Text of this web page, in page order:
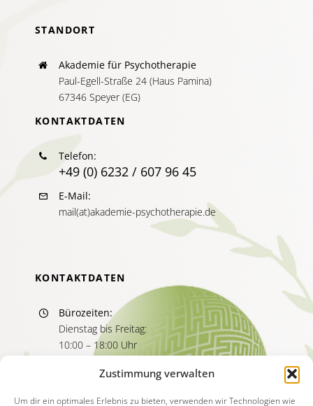
Zustimmung verwalten
Um dir ein optimales Erlebnis zu bieten, verwenden wir Technologien wie
STANDORT
Akademie für Psychotherapie
Paul-Egell-Straße 24 (Haus Pamina)
67346 Speyer (EG)
KONTAKTDATEN
Telefon:
+49 (0) 6232 / 607 96 45
E-Mail:
mail(at)akademie-psychotherapie.de
KONTAKTDATEN
Bürozeiten:
Dienstag bis Freitag:
10:00 – 18:00 Uhr
Sprechzeiten:
11:00 – 13:00 Uhr